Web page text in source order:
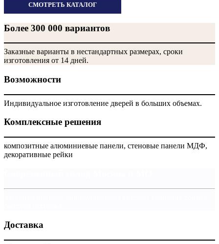
СМОТРЕТЬ КАТАЛОГ
Более 300 000 вариантов
Заказные варианты в нестандартных размерах, сроки
изготовления от 14 дней.
Возможности
Индивидуальное изготовление дверей в больших объемах.
Комплексные решения
композитные алюминиевые панели, стеновые панели МДФ,
декоративные рейки
Доставка